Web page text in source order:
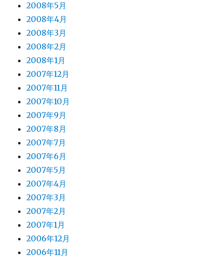
2008年5月
2008年4月
2008年3月
2008年2月
2008年1月
2007年12月
2007年11月
2007年10月
2007年9月
2007年8月
2007年7月
2007年6月
2007年5月
2007年4月
2007年3月
2007年2月
2007年1月
2006年12月
2006年11月